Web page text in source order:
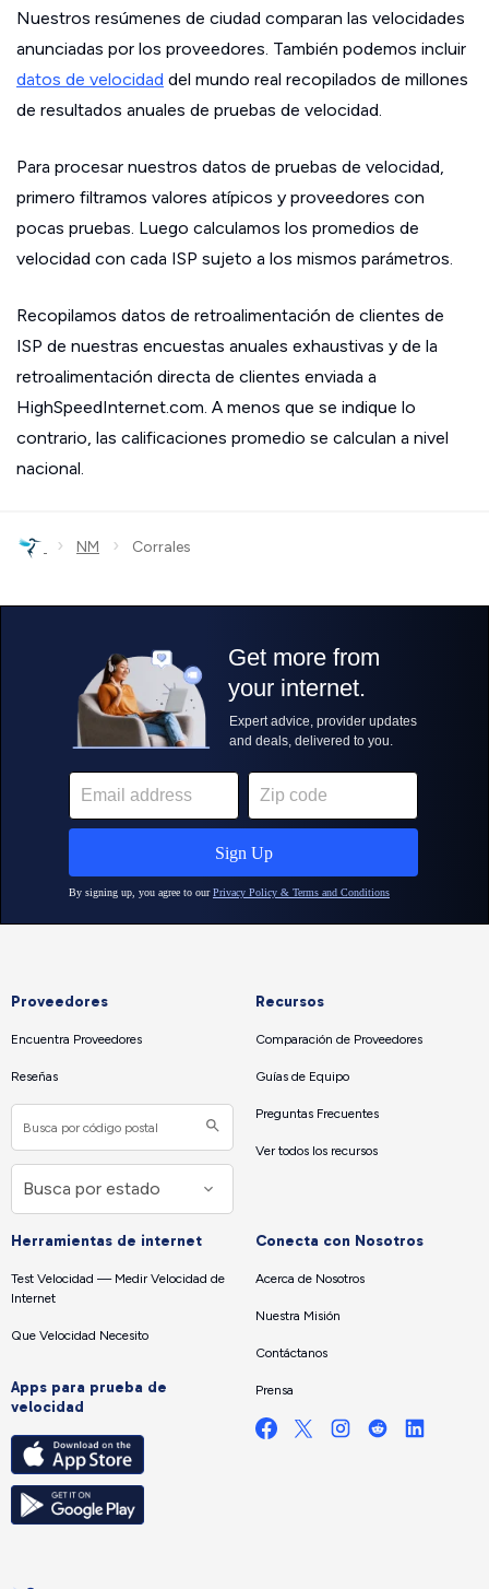
Nuestros resúmenes de ciudad comparan las velocidades
anunciadas por los proveedores. También podemos incluir
datos de velocidad del mundo real recopilados de millones
de resultados anuales de pruebas de velocidad.
Para procesar nuestros datos de pruebas de velocidad,
primero filtramos valores atípicos y proveedores con
pocas pruebas. Luego calculamos los promedios de
velocidad con cada ISP sujeto a los mismos parámetros.
Recopilamos datos de retroalimentación de clientes de
ISP de nuestras encuestas anuales exhaustivas y de la
retroalimentación directa de clientes enviada a
HighSpeedInternet.com. A menos que se indique lo
contrario, las calificaciones promedio se calculan a nivel
nacional.
› NM › Corrales
Proveedores
Encuentra Proveedores
Reseñas
Recursos
Comparación de Proveedores
Guías de Equipo
Preguntas Frecuentes
Ver todos los recursos
Herramientas de internet
Test Velocidad — Medir Velocidad de
Internet
Que Velocidad Necesito
Apps para prueba de
velocidad
Conecta con Nosotros
Acerca de Nosotros
Nuestra Misión
Contáctanos
Prensa